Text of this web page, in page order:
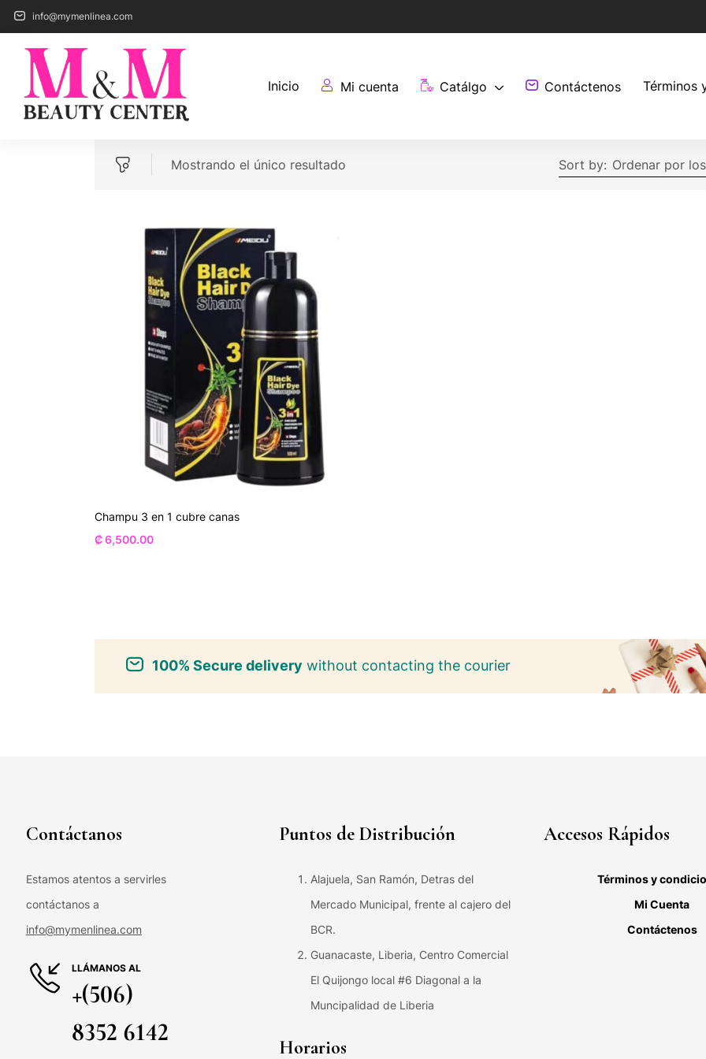
info@mymenlinea.com
Inicio Mi cuenta Catálgo Contáctenos Términos
Mostrando el único resultado Sort by: Ordenar por
Champu 3 en 1 cubre canas
₡6,500.00
100% Secure delivery without contacting the courier
Contáctanos
Estamos atentos a servirles
contáctanos a
info@mymenlinea.com
LLÁMANOS AL
+(506)
8352 6142
Puntos de Distribución
Alajuela, San Ramón, Detras del
Mercado Municipal, frente al cajero del
BCR.
Guanacaste, Liberia, Centro Comercial
El Quijongo local #6 Diagonal a la
Muncipalidad de Liberia
Horarios
Accesos Rápidos
Términos y
Mi Cuenta
Contáctenos